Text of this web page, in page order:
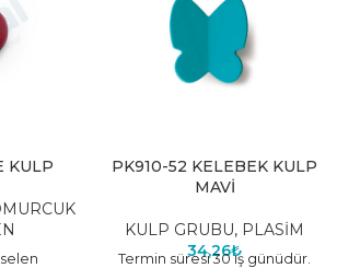
KULP
PK910-52 KELEBEK KULP
MAVİ
KULP GRUBU, PLASİM
34,26₺
Termin süresi 30 iş günüdür.